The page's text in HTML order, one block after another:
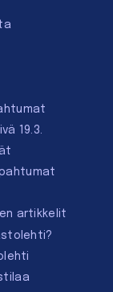
19.3.
artikkelit